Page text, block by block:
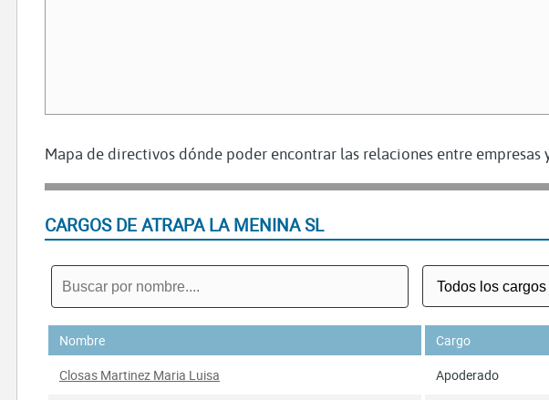
Mapa de directivos dónde poder encontrar las relaciones entre empresas
CARGOS DE ATRAPA LA MENINA SL
Nombre Cargo
Closas Martinez Maria Luisa
Apoderado